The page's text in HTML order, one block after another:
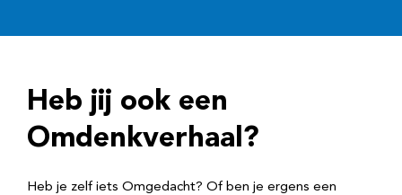
r
e
Heb jij ook een
Omdenkverhaal?
Heb je zelf iets Omgedacht? Of ben je ergens een